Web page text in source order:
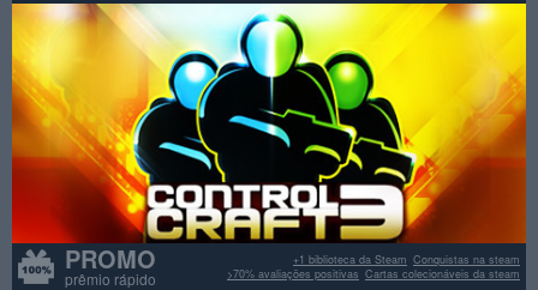
PROMO
prêmio rápido
Conquistas na steam
+1 biblioteca da Steam
Cartas colecionáveis da steam
>70% avaliações positivas